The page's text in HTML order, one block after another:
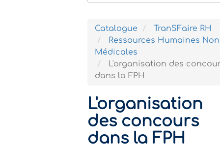
Catalogue
TranSFaire RH
Ressources Humaines Non
Médicales
L'organisation des
dans la FPH
L'organisation
des concours
dans la FPH